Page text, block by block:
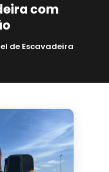
com
de Escavadeira